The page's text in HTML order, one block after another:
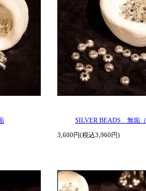
SILVER BEADS 無垢
3,600円(税込3,960円)